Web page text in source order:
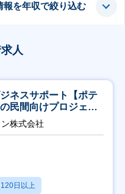
報を年収で絞り込む
人
ネスサポート【ポテ
民間向けプロジェク
株式会社
日以上